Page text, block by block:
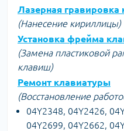
Лазерная гравировка
(Нанесение кириллицы)
Установка фрейма
(Замена пластиковой
клавиш)
Ремонт клавиатуры
(Восстановление
04Y2348, 04Y2426,
04Y2699, 04Y2662,